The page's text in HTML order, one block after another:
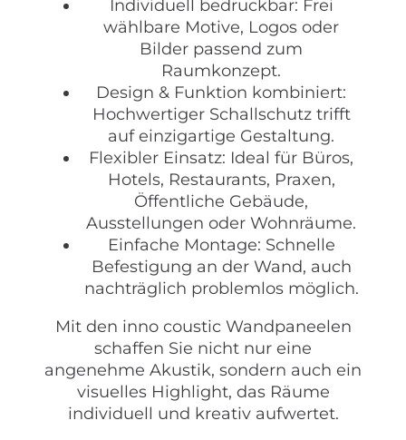
Individuell bedruckbar: Frei
wählbare Motive, Logos oder
Bilder passend zum
Raumkonzept.
Design & Funktion kombiniert:
Hochwertiger Schallschutz trifft
auf einzigartige Gestaltung.
Flexibler Einsatz: Ideal für Büros,
Hotels, Restaurants, Praxen,
Öffentliche Gebäude,
Ausstellungen oder Wohnräume.
Einfache Montage: Schnelle
Befestigung an der Wand, auch
nachträglich problemlos möglich.
Mit den inno coustic Wandpaneelen
schaffen Sie nicht nur eine
angenehme Akustik, sondern auch ein
visuelles Highlight, das Räume
individuell und kreativ aufwertet.